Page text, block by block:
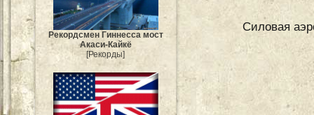
Рекордсмен Гиннесса мост
Акаси-Кайкё
[Рекорды]
Силовая